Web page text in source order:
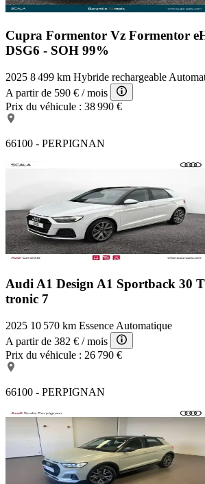
Cupra Formentor Vz Formentor
DSG6 - SOH 99%
2025 8 499 km Hybride rechargeable
A partir de 590 € / mois
Prix du véhicule : 38 990 €
66100 - PERPIGNAN
Audi A1 DesignA1 Sportback 30
tronic 7
2025 10 570 km Essence Automatique
A partir de 382 € / mois
Prix du véhicule : 26 790 €
66100 - PERPIGNAN